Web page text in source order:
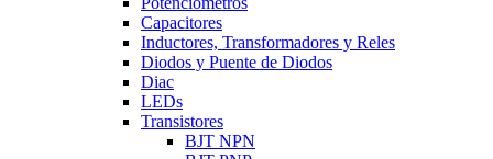
Capacitores
Inductores, Transformadores y Reles
Diodos y Puente de Diodos
Diac
LEDs
Transistores
BJT NPN